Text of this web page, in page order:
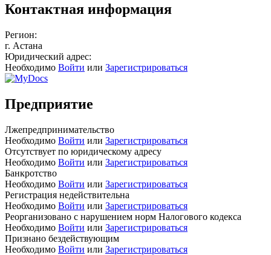
Контактная информация
Регион:
г. Астана
Юридический адрес:
Необходимо Войти или Зарегистрироваться
Предприятие
Лжепредпринимательство
Необходимо Войти или Зарегистрироваться
Отсутствует по юридическому адресу
Необходимо Войти или Зарегистрироваться
Банкротство
Необходимо Войти или Зарегистрироваться
Регистрация недействительна
Необходимо Войти или Зарегистрироваться
Реорганизовано с нарушением норм Налогового кодекса
Необходимо Войти или Зарегистрироваться
Признано бездействующим
Необходимо Войти или Зарегистрироваться